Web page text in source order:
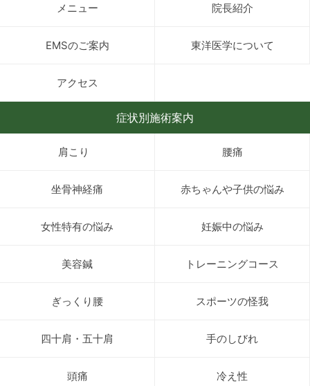
メニュー 院長紹介
EMSのご案内 東洋医学について
アクセス
症状別施術案内
肩こり 腰痛
坐骨神経痛 赤ちゃんや子供の悩み
女性特有の悩み 妊娠中の悩み
美容鍼 トレーニングコース
ぎっくり腰 スポーツの怪我
四十肩・五十肩 手のしびれ
頭痛 冷え性